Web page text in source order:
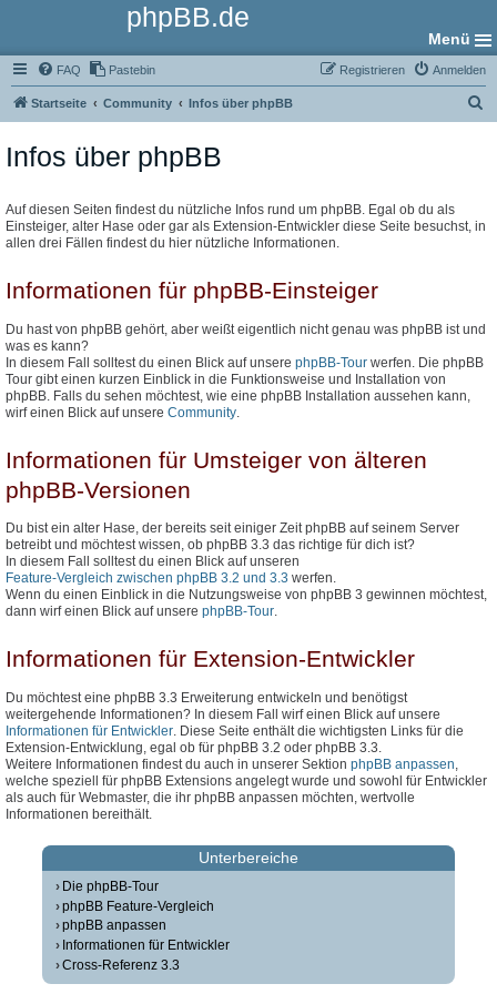
phpBB.de
Menü
FAQ Pastebin Anmelden
Registrieren
Startseite Community Infos über phpBB
Infos über phpBB
Auf diesen Seiten findest du nützliche Infos rund um phpBB. Egal ob du als
Einsteiger, alter Hase oder gar als Extension-Entwickler diese Seite besuchst, in
allen drei Fällen findest du hier nützliche Informationen.
Informationen für phpBB-Einsteiger
Du hast von phpBB gehört, aber weißt eigentlich nicht genau was phpBB ist und
was es kann?
In diesem Fall solltest du einen Blick auf unsere phpBB-Tour werfen. Die phpBB
Tour gibt einen kurzen Einblick in die Funktionsweise und Installation von
phpBB. Falls du sehen möchtest, wie eine phpBB Installation aussehen kann,
wirf einen Blick auf unsere Community
Informationen für Umsteiger von älteren
phpBB-Versionen
Du bist ein alter Hase, der bereits seit einiger Zeit phpBB auf seinem Server
betreibt und möchtest wissen, ob phpBB 3.3 das richtige für dich ist?
In diesem Fall solltest du einen Blick auf unseren
Feature-Vergleich zwischen phpBB 3.2 und 3.3 werfen.
Wenn du einen Einblick in die Nutzungsweise von phpBB 3 gewinnen möchtest,
dann wirf einen Blick auf unsere phpBB-Tour.
Informationen für Extension-Entwickler
Du möchtest eine phpBB 3.3 Erweiterung entwickeln und benötigst
weitergehende Informationen? In diesem Fall wirf einen Blick auf unsere
Informationen für Entwickler . Diese Seite enthält die wichtigsten Links für die
Extension-Entwicklung, egal ob für phpBB 3.2 oder phpBB 3.3.
Weitere Informationen findest du auch in unserer Sektion phpBB anpassen
welche speziell für phpBB Extensions angelegt wurde und sowohl für Entwickler
als auch für Webmaster, die ihr phpBB anpassen möchten, wertvolle
Informationen bereithält.
Unterbereiche
Die phpBB-Tour
phpBB Feature-Vergleich
phpBB anpassen
Informationen für Entwickler
Cross-Referenz 3.3